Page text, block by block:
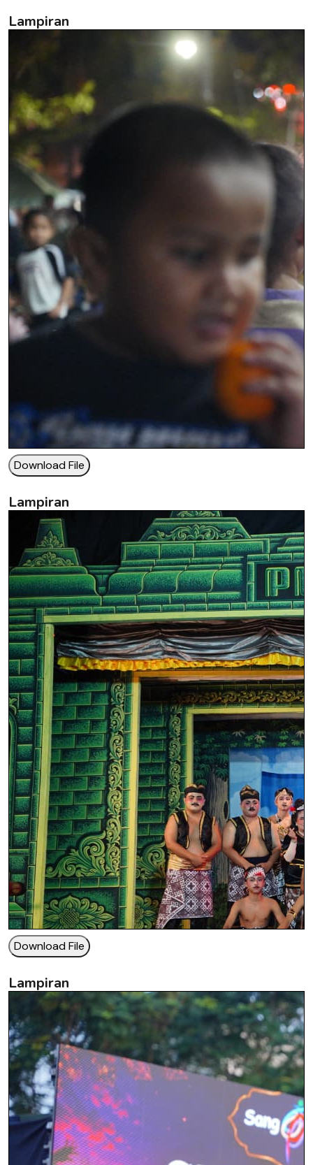
Lampiran
Download File
Lampiran
Download File
Lampiran